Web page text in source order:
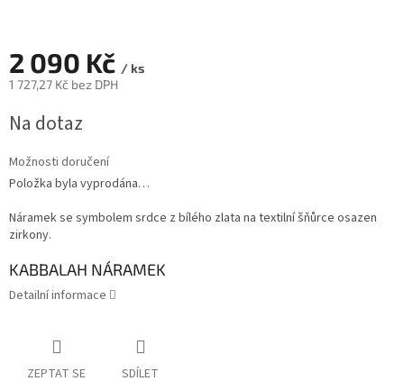
2 090 Kč / ks
1 727,27 Kč bez DPH
cena:
Na dotaz
Možnosti doručení
Položka byla vyprodána…
Náramek se symbolem srdce z bílého zlata na textilní šňůrce osazen
zirkony.
KABBALAH NÁRAMEK
Detailní informace
ZEPTAT SE SDÍLET